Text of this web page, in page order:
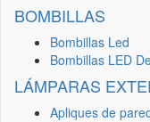
BOMBILLAS
Bombillas Led
Bombillas LED
LÁMPARAS
Apliques de